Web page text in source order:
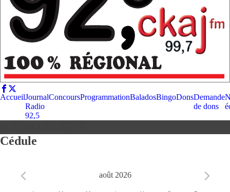
AccueilJournal
Radio
92,5
ConcoursProgrammationBaladosBingoDonsDemande
de dons
Cédule
août 2026